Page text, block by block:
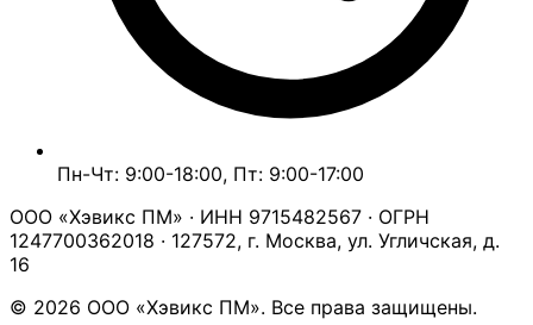
Пн-Чт: 9:00-18:00, Пт: 9:00-17:00
ООО «Хэвикс ПМ» · ИНН 9715482567 · ОГРН
1247700362018 · 127572, г. Москва, ул. Угличская, д.
16
© 2026 ООО «Хэвикс ПМ». Все права защищены.